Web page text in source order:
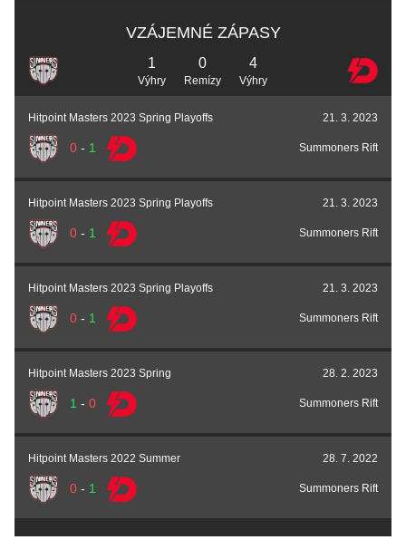
VZÁJEMNÉ ZÁPASY
1
Výhry
0
Remízy
4
Výhry
Hitpoint Masters 2023 Spring Playoffs 21. 3. 2023
0- 1 Summoners Rift
Hitpoint Masters 2023 Spring Playoffs 21. 3. 2023
0- 1 Summoners Rift
Hitpoint Masters 2023 Spring Playoffs 21. 3. 2023
0- 1 Summoners Rift
Hitpoint Masters 2023 Spring 28. 2. 2023
1 - 0 Summoners Rift
Hitpoint Masters 2022 Summer 28. 7. 2022
0- 1 Summoners Rift